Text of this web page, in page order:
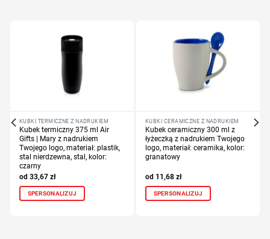
KUBKI TERMICZNE Z NADRUKIEM
Kubek termiczny 375 ml Air
Gifts | Mary z nadrukiem
Twojego logo, materiał: plastik,
stal nierdzewna, stal, kolor:
czarny
33,67 zł
SPERSONALIZUJ
KUBKI CERAMICZNE Z NADRUKIEM
Kubek ceramiczny 300 ml z
łyżeczką z nadrukiem Twojego
logo, materiał: ceramika, kolor:
granatowy
11,68 zł
SPERSONALIZUJ